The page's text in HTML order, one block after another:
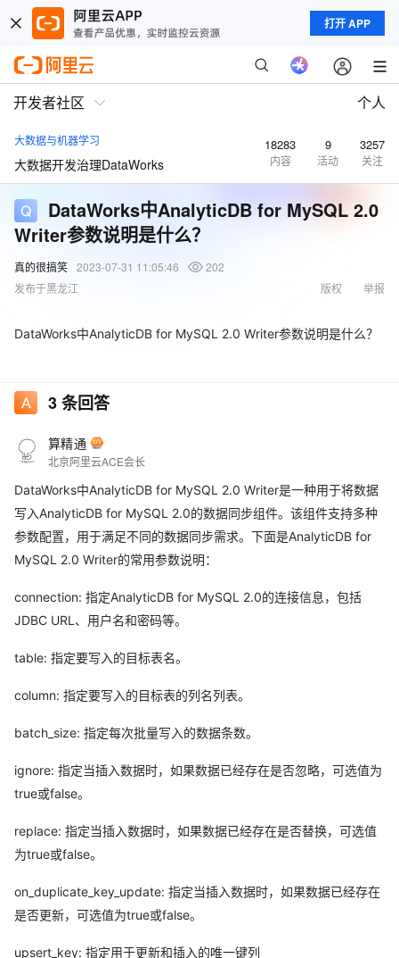
打开 APP
开发者社区 个人
大数据与机器学习
大数据开发治理DataWorks
18283
内容
9
活动
3257
关注
DataWorks中AnalyticDB for MySQL 2.0
Writer参数说明是什么？
真的很搞笑 2023-07-31 11:05:46
202
发布于黑龙江
举报
版权
DataWorks中AnalyticDB for MySQL 2.0 Writer参数说明是什么？
3条回答
算精通
北京阿里云ACE会长
DataWorks中AnalyticDB for MySQL 2.0 Writer是一种用于将数据
写入AnalyticDB for MySQL 2.0的数据同步组件。该组件支持多种
参数配置，用于满足不同的数据同步需求。下面是AnalyticDB for
MySQL 2.0 Writer的常用参数说明：
connection: 指定AnalyticDB for MySQL 2.0的连接信息，包括
JDBC URL、用户名和密码等。
table: 指定要写入的目标表名。
column: 指定要写入的目标表的列名列表。
batch_size: 指定每次批量写入的数据条数。
ignore: 指定当插入数据时，如果数据已经存在是否忽略，可选值为
true或false。
replace: 指定当插入数据时，如果数据已经存在是否替换，可选值
为true或false。
on_duplicate_key_update: 指定当插入数据时，如果数据已经存在
是否更新，可选值为true或false。
upsert_key: 指定用于更新和插入的唯一键列